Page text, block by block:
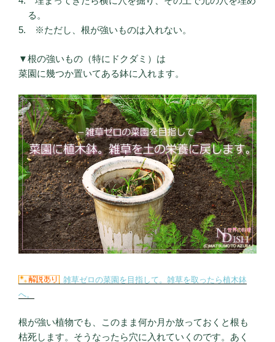
る。
※ただし、根が強いものは入れない。
▼根の強いもの（特にドクダミ）は
菜園に幾つか置いてある鉢に入れます。
雑草ゼロの菜園を目指して。雑草を取ったら植木鉢
へ。
根が強い植物でも、このまま何か月か放っておくと根も
枯死します。そうなったら穴に入れていくのです。あく